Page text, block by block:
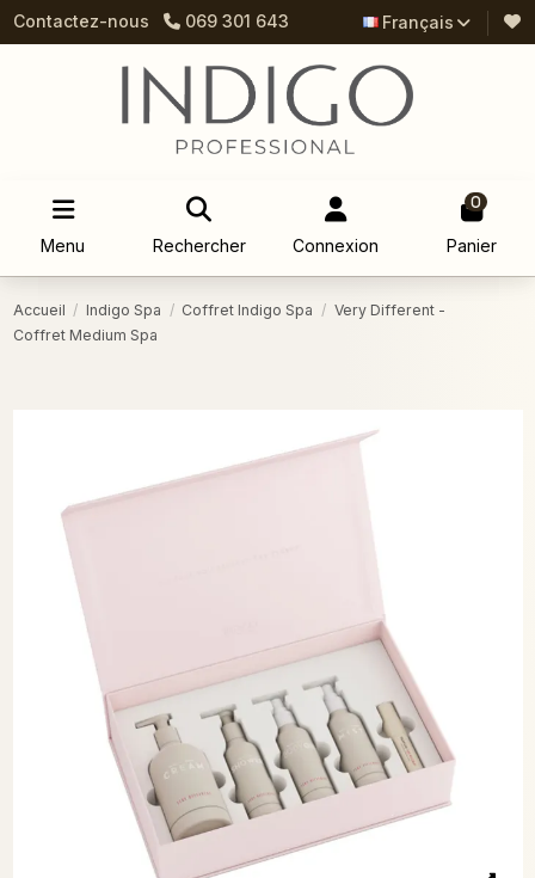
Contactez-nous 069 301 643 Français
Menu Rechercher Connexion
0
Panier
Accueil Indigo Spa Coffret Indigo Spa
Very Different -
Coffret Medium Spa